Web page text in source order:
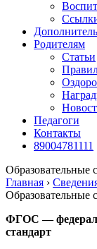
Родителям
Статьи
Педагоги
Контакты
89004781111
Образовательные
Главная ›
Образовательные
ФГОС —
стандарт